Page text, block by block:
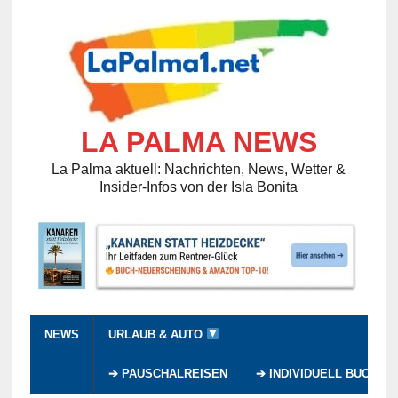
LA PALMA NEWS
La Palma aktuell: Nachrichten, News, Wetter &
Insider-Infos von der Isla Bonita
NEWS URLAUB & AUTO
➔ PAUSCHALREISEN ➔ INDIVIDUELL BUCHEN